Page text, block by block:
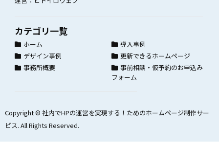
カテゴリ一覧
ホーム
導入事例
デザイン事例
更新できるホームページ
事務所概要
事前相談・仮予約のお申込み
フォーム
Copyright © 社内でHPの運営を実現する！ためのホームページ制作サー
ビス. All Rights Reserved.